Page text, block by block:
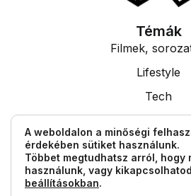
Témák
Filmek,
Lifestyle
Tech
Egyéb
Impresszum
Általános Szerződési
A weboldalon a minőségi
érdekében sütiket használunk.
Többet megtudhatsz arról, hogy
használunk, vagy
beállításokban.